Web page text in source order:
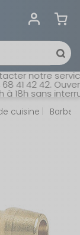
notre service
41 42 42.
18h sans
cuisine